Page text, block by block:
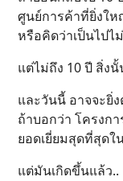
ศูนย์การค้าที่ยิ่งใ
หรือคิดว่าเป็นไปไ
แต่ไม่ถึง 10 ปี สิ่ง
และวันนี้ อาจจะยิ่
ถ้าบอกว่า โครงก
ยอดเยี่ยมสุดที่สุดใ
แต่มันเกิดขึ้นแล้ว..